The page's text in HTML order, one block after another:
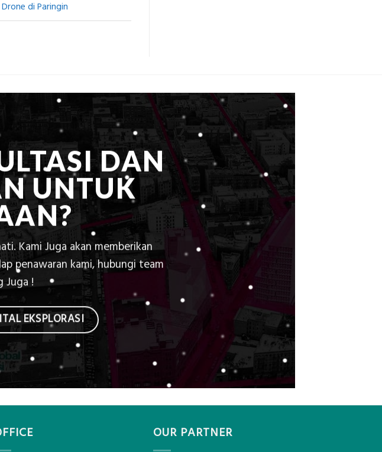
di Paringin
DAN
UNTUK
Kami Juga akan memberikan
penawaran kami, hubungi team
Juga !
EKSPLORASI
OUR PARTNER